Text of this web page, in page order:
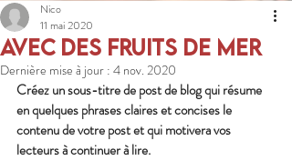
AVEC DES FRUITS DE MER
Nico
11 mai 2020
Dernière mise à jour : 4 nov. 2020
Créez un sous-titre de post de blog qui résume
en quelques phrases claires et concises le
contenu de votre post et qui motivera vos
lecteurs à continuer à lire.